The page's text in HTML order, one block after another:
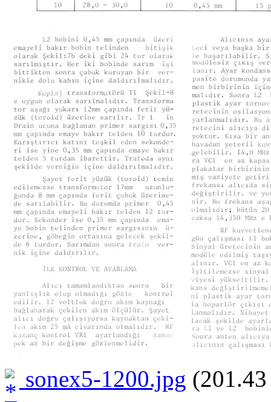
sonex5-1200.jpg